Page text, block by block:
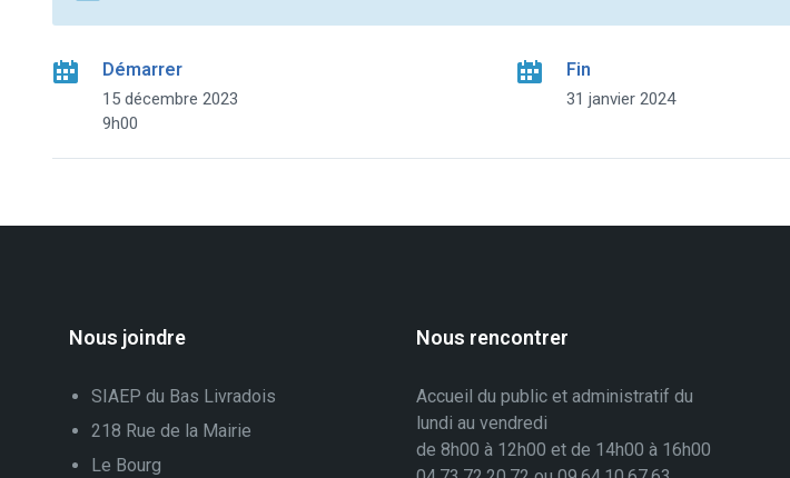
Démarrer
15 décembre 2023
9h00
Fin
31 janvier 2024
Nous joindre
SIAEP du Bas Livradois
218 Rue de la Mairie
Le Bourg
Nous rencontrer
Accueil du public et administratif du
lundi au vendredi
de 8h00 à 12h00 et de 14h00 à 16h00